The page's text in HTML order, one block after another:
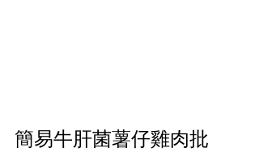
簡易牛肝菌薯仔雞肉批